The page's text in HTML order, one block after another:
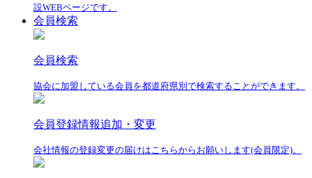
設WEBページです。
会員検索
会員検索
協会に加盟している会員を都道府県別で検索することができます。
会員登録情報追加・変更
会社情報の登録変更の届けはこちらからお願いします(会員限定)。